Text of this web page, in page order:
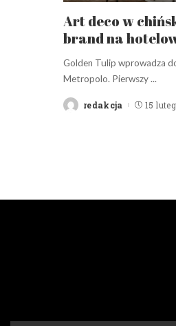
Art deco w
brand na
Golden Tulip wprowadza
Metropolo. Pierwszy...
Postedredakcja 15